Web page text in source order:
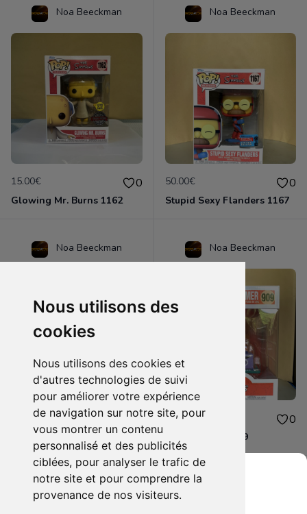
Nous utilisons des
cookies
Nous utilisons des cookies et
d'autres technologies de suivi
pour améliorer votre expérience
de navigation sur notre site, pour
vous montrer un contenu
personnalisé et des publicités
ciblées, pour analyser le trafic de
notre site et pour comprendre la
provenance de nos visiteurs.
Noa Beeckman
15.00€ 0
Glowing Mr. Burns 1162
Noa Beeckman
50.00€ 0
Stupid Sexy Flanders 1167
Noa Beeckman
17.00€ 0
Belly Dancer Homer 1144
Noa Beeckman
40.00€ 0
Couch Homer 909